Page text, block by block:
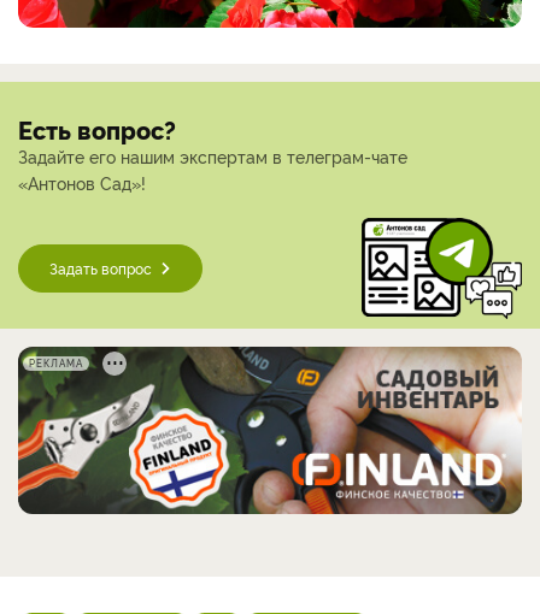
Есть вопрос?
Задайте его нашим экспертам в телеграм-чате
«Антонов Сад»!
Задать вопрос
РЕКЛАМА